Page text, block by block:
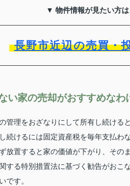
▼ 物件情報が見たい方
長野市近辺の売買・
い家の売却がおすすめなわ
管理をおざなりにして所有し続ける
続けるには固定資産税を毎年支払わ
放置すると家の価値が下がり、その
する特別措置法に基づく勧告がおこ
です。